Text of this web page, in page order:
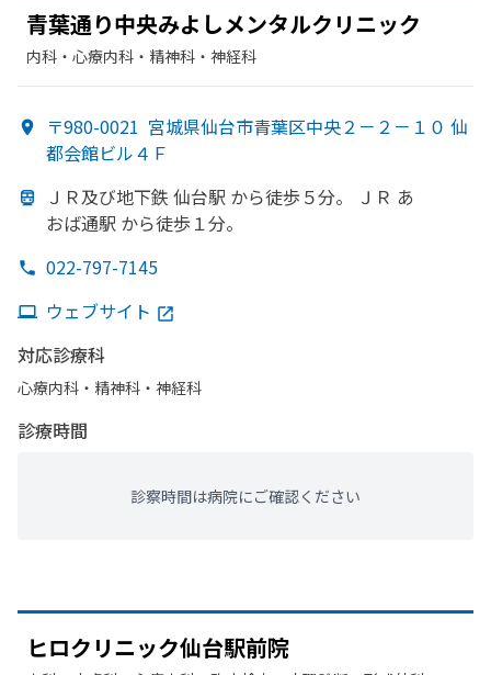
青葉通り中央みよしメンタルクリニック
内科・​心療内科・​精神科・神経科
〒980-0021 宮城県仙台市青葉区中央２－２－１０ 仙
都会館ビル４Ｆ
ＪＲ及び地下鉄 仙台駅 から徒歩５分。
ＪＲ あ
おば通駅 から徒歩１分。
022-797-7145
ウェブサイト
対応診療科
心療内科・​精神科・神経科
診療時間
診察時間は病院にご確認ください
ヒロクリニック仙台駅前院